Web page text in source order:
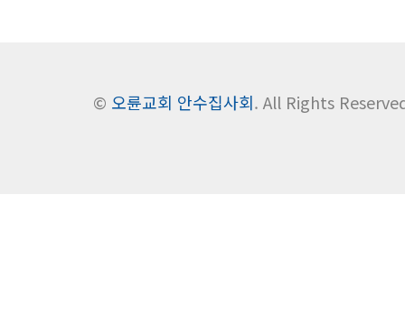
© 오륜교회 안수집사회. All Rights